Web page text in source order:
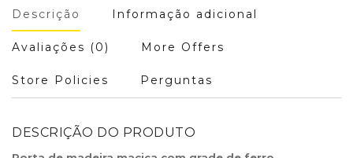
Descrição Informação adicional
Avaliações (0) More Offers
Store Policies Perguntas
DESCRIÇÃO DO PRODUTO